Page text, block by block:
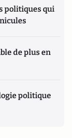
politiques qui
de plus en
politique